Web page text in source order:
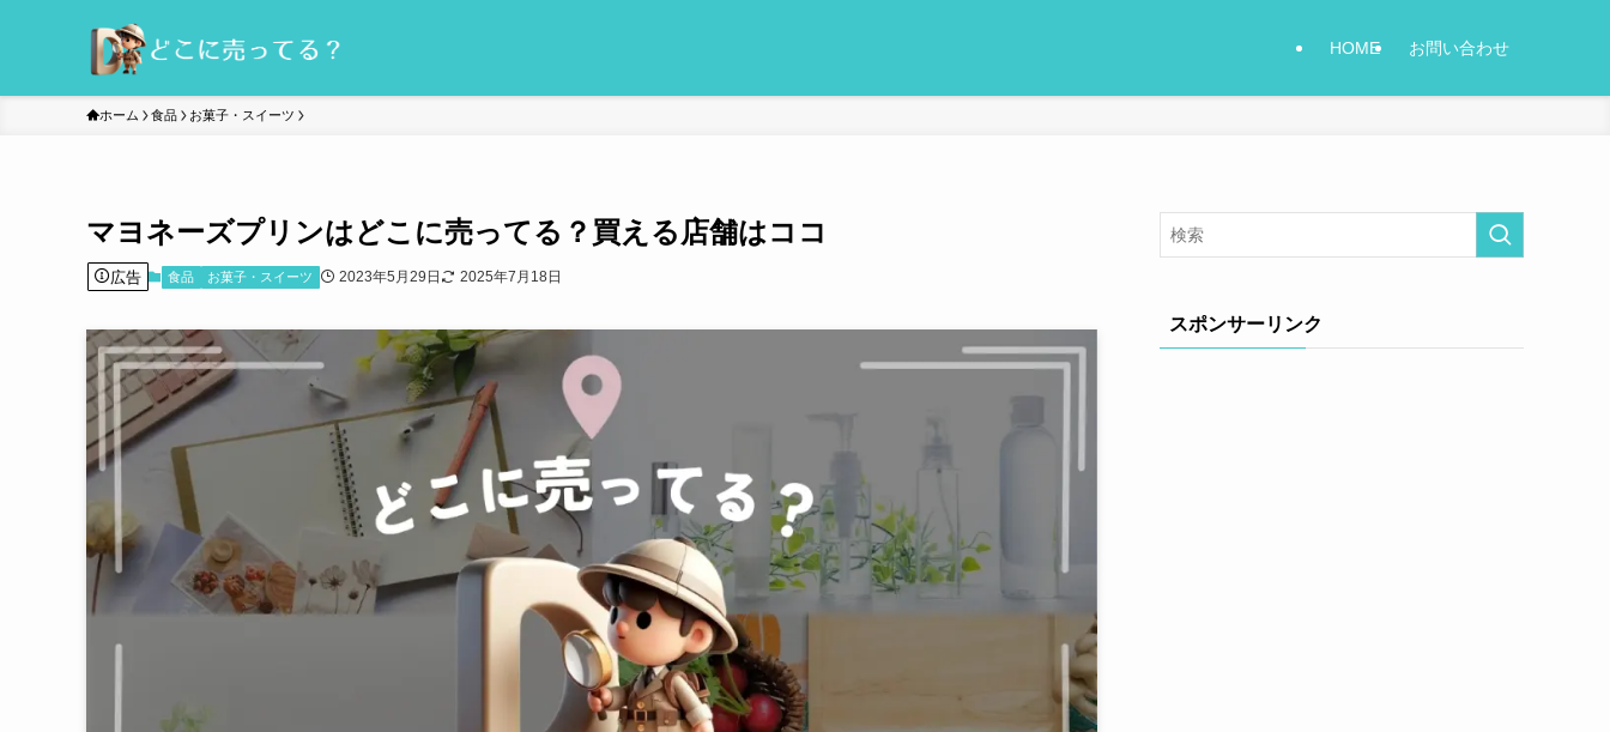
HOME お問い合わせ
ホーム 食品 お菓子・スイーツ
マヨネーズプリンはどこに売ってる？買える店舗はココ
広告 食品 お菓子・スイーツ 2023年5月29日 2025年7月18日
スポンサーリンク